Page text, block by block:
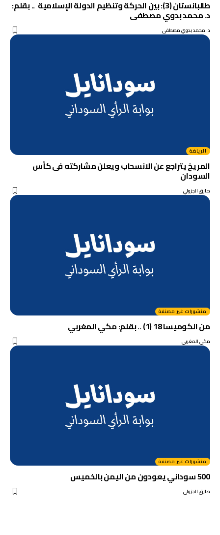
طالبانستان (3): بين الحركة وتنظيم الدولة الإسلامية .. بقلم:
د. محمد بدوي مصطفى
د. محمد بدوي مصطفى
الرياضة
المريخ يتراجع عن الانسحاب ويعلن مشاركته فى كأس
السودان
طارق الجزولي
منشورات غير مصنفة
من الكوميسا 18 (1) .. بقلم: مكي المغربي
مكي المغربي
منشورات غير مصنفة
500 سوداني يعودون من اليمن بالخميس
طارق الجزولي